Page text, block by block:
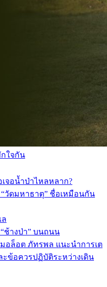
ใจกัน
เจอน้ำป่าไหลหลาก?
วัดมหาธาตุ” ชื่อเหมือนกัน
ล
ช้างป่า” บนถนน
มอล็อต ภัทรพล แนะนำการเต
ข้อควรปฏิบัติระหว่างเดิน